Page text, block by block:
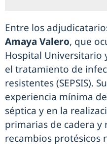
Entre los
Amaya Valero, que
Hospital Universitario
el tratamiento de
resistentes (SEPSIS).
experiencia mínima
séptica y en la
primarias de cadera y
recambios protésicos